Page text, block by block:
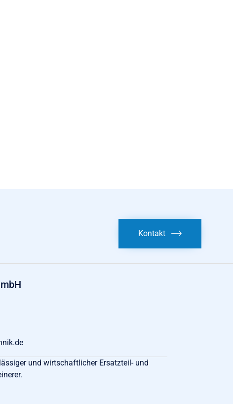
Kontakt
und wirtschaftlicher Ersatzteil- und